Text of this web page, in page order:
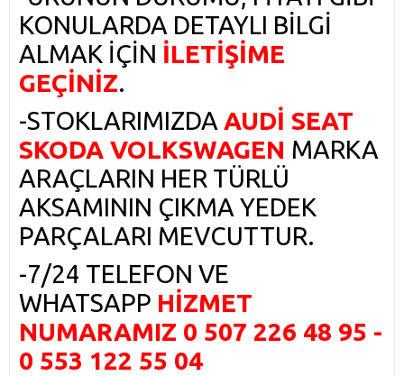
KONULARDA DETAYLI BİLGİ
ALMAK İÇİN İLETİŞİME
GEÇİNİZ.
-STOKLARIMIZDA AUDİ SEAT
SKODA VOLKSWAGEN MARKA
ARAÇLARIN HER TÜRLÜ
AKSAMININ ÇIKMA YEDEK
PARÇALARI MEVCUTTUR.
-7/24 TELEFON VE
WHATSAPP HİZMET
NUMARAMIZ 0 507 226 48 95 -
0 553 122 55 04